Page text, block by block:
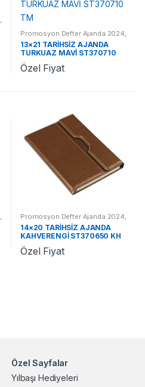
,
Promosyon Defter Ajanda 2024,
Promosyon 2024 Ajandalar
13×21 TARİHSİZ AJANDA
TURKUAZ MAVİ ST370710
TM
Özel Fiyat
Promosyon Defter Ajanda 2024
Promosyon 2024 Ajandalar
14×20 TARİHSİZ AJANDA
KAHVERENGİ ST370650 KH
Özel Fiyat
Özel Sayfalar
Yılbaşı Hediyeleri